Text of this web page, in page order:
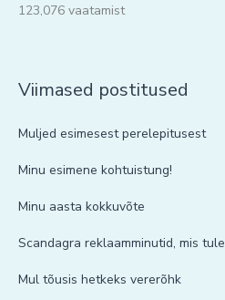
123,076 vaatamist
Viimased postitused
Muljed esimesest perelepitusest
Minu esimene kohtuistung!
Minu aasta kokkuvõte
Scandagra reklaamminutid, mis
Mul tõusis hetkeks vererõhk